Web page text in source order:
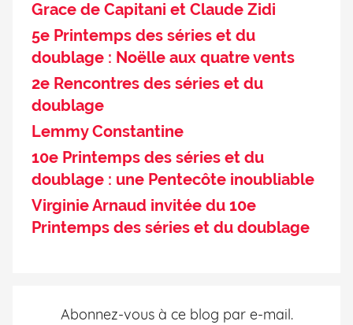
Grace de Capitani et Claude Zidi
5e Printemps des séries et du
doublage : Noëlle aux quatre vents
2e Rencontres des séries et du
doublage
Lemmy Constantine
10e Printemps des séries et du
doublage : une Pentecôte inoubliable
Virginie Arnaud invitée du 10e
Printemps des séries et du doublage
Abonnez-vous à ce blog par e-mail.